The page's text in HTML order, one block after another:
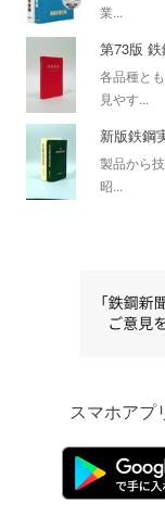
業...
第73版
各品種と
見やす...
新版鉄鋼
製品から
昭...
スマホアプ